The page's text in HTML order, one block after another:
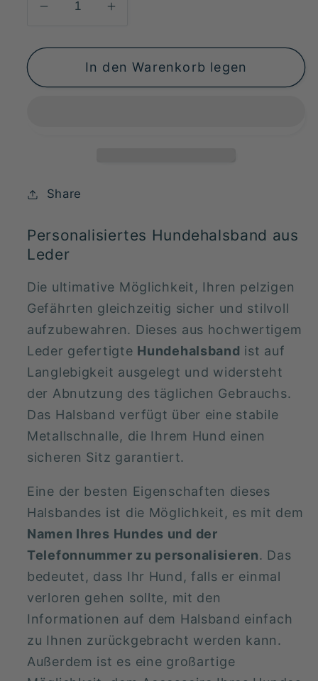
Verringere
Menge
Hundehalsband
Erhöhe
Menge
für
Hundehalsband
In den Warenkorb legen
Share
Personalisiertes Hundehalsband aus
Leder
Die ultimative Möglichkeit, Ihren pelzigen
Gefährten gleichzeitig sicher und stilvoll
aufzubewahren. Dieses aus hochwertigem
Leder gefertigte Hundehalsband ist auf
Langlebigkeit ausgelegt und widersteht
der Abnutzung des täglichen Gebrauchs.
Das Halsband verfügt über eine stabile
Metallschnalle, die Ihrem Hund einen
sicheren Sitz garantiert.
Eine der besten Eigenschaften dieses
Halsbandes ist die Möglichkeit, es mit dem
Namen Ihres Hundes und der
Telefonnummer zu personalisieren. Das
bedeutet, dass Ihr Hund, falls er einmal
verloren gehen sollte, mit den
Informationen auf dem Halsband einfach
zu Ihnen zurückgebracht werden kann.
Außerdem ist es eine großartige